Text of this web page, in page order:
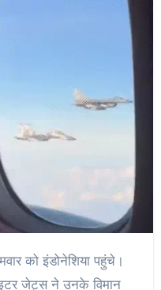
को इंडोनेशिया पहुंचे।
जेट्स ने उनके विमान